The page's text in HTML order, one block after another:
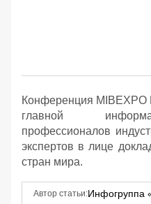
Конференция MIBEXPO
главной
профессионалов
экспертов в лице
стран мира.
Автор статьи:Инфогруппа